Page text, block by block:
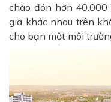
chào đón hơn
gia khác nhau trên
cho bạn một môi